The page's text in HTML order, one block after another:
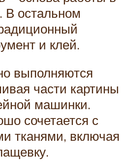
В остальном
и клей.
выполняются
части картины
машинки.
сочетается с
тканями, включая